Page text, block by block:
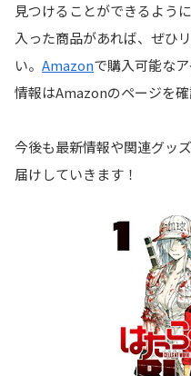
見つけることができるよう
入った商品があれば、ぜひ
い。 Amazonで購入可能な
情報はAmazonのページを確
今後も最新情報や関連グッ
届けしていきます！